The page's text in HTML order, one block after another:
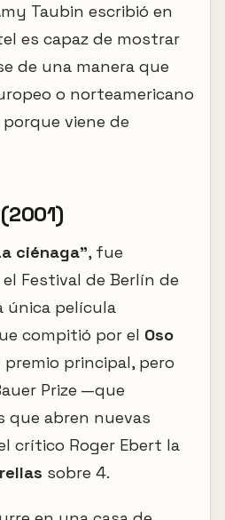
Taubin escribió en
es capaz de mostrar
de una manera que
o norteamericano
viene de
ciénaga", fue
Festival de Berlín de
única película
compitió por el Oso
premio principal, pero
Prize —que
que abren nuevas
crítico Roger Ebert la
sobre 4.